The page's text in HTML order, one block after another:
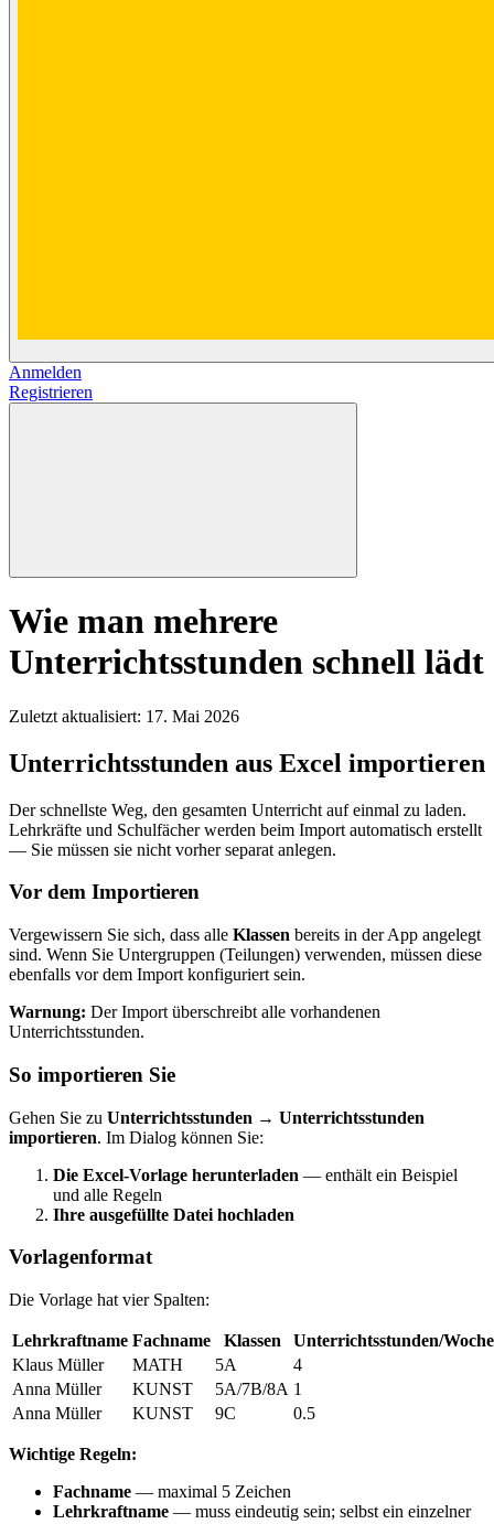
Anmelden
Registrieren
Wie man mehrere
Unterrichtsstunden schnell lädt
Zuletzt aktualisiert: 17. Mai 2026
Unterrichtsstunden aus Excel importieren
Der schnellste Weg, den gesamten Unterricht auf einmal zu laden.
Lehrkräfte und Schulfächer werden beim Import automatisch erstellt
— Sie müssen sie nicht vorher separat anlegen.
Vor dem Importieren
Vergewissern Sie sich, dass alle Klassen bereits in der App angelegt
sind. Wenn Sie Untergruppen (Teilungen) verwenden, müssen diese
ebenfalls vor dem Import konfiguriert sein.
Warnung: Der Import überschreibt alle vorhandenen
Unterrichtsstunden.
So importieren Sie
Gehen Sie zu Unterrichtsstunden → Unterrichtsstunden
importieren. Im Dialog können Sie:
Die Excel-Vorlage herunterladen — enthält ein Beispiel
und alle Regeln
Ihre ausgefüllte Datei hochladen
Vorlagenformat
Die Vorlage hat vier Spalten:
Lehrkraftname Fachname Klassen
Unterrichtsstunden/Woche
Klaus Müller
MATH 5A
4
Anna Müller
KUNST 5A/7B/8A 1
Anna Müller
KUNST 9C 0.5
Wichtige Regeln:
Fachname — maximal 5 Zeichen
Lehrkraftname — muss eindeutig sein; selbst ein einzelner